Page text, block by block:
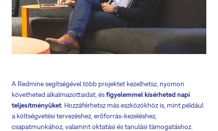
A Redmine segítségével több projektet kezelhetsz, nyomon
követheted alkalmazottaidat, ésfigyelemmel kísérheted napi
teljesítményüket. Hozzáférhetsz más eszközökhöz is, mint például
a költségvetési tervezéshez, erőforrás-kezeléshez,
csapatmunkához, valamint oktatási és tanulási támogatáshoz.